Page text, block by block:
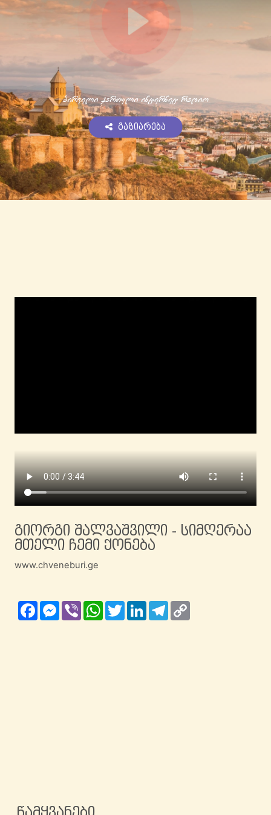
pirveli qarTuli internet radio
გაზიარება
გიორგი შალვაშვილი - სიმღერაა
მთელი ჩემი ქონება
www.chveneburi.ge
FacebookMessenger
Viber WhatsApp
TwitterLinkedInTelegram